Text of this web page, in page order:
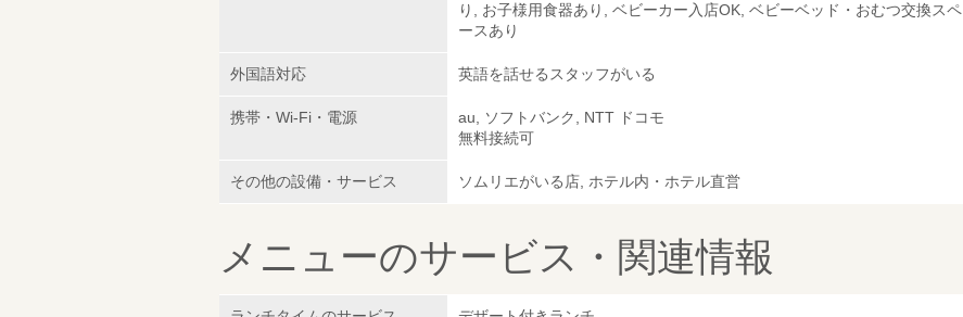
り, お子様用食器あり, ベビーカー入店OK, ベビーベッド・おむつ交換スペ
ースあり
外国語対応 英語を話せるスタッフがいる
携帯・Wi-Fi・電源
au, ソフトバンク, NTT ドコモ
無料接続可
その他の設備・サービス ソムリエがいる店, ホテル内・ホテル直営
メニューのサービス・関連情報